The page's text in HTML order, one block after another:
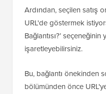
Ardından, seçilen satış
URL'de göstermek
Bağlantısı?’
işaretleyebilirsiniz.
Bu, bağlantı önekinden
bölümünden önce